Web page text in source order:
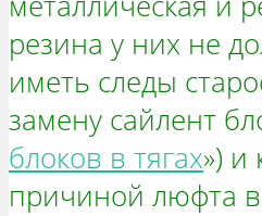
резина у них не
иметь следы
замену сайлент
блоков в тягах») и
причиной люфта в